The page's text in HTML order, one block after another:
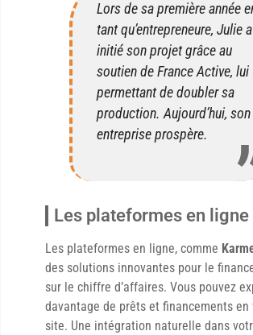
Lors de sa première année
tant qu’entrepreneure, Julie a
initié son projet grâce au
soutien de France Active, lui
permettant de doubler sa
production. Aujourd’hui, son
entreprise prospère.
Les plateformes en ligne
Les plateformes en ligne, comme
des solutions innovantes pour le
sur le chiffre d’affaires. Vous pouvez
davantage de prêts et financements
site. Une intégration naturelle dans